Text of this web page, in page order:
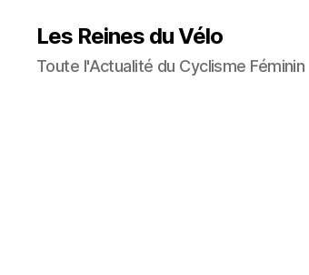
Les Reines du Vélo
Toute l'Actualité du Cyclisme Féminin